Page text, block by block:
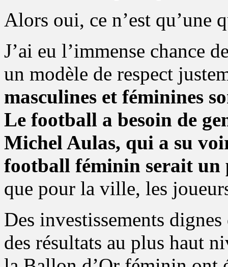
Alors oui, ce n’est qu’une
J’ai eu l’immense chance
un modèle de respect
masculines et féminines
Le football a besoin de
Michel Aulas, qui a su
football féminin serait un
que pour la ville, les
Des investissements
des résultats au plus haut